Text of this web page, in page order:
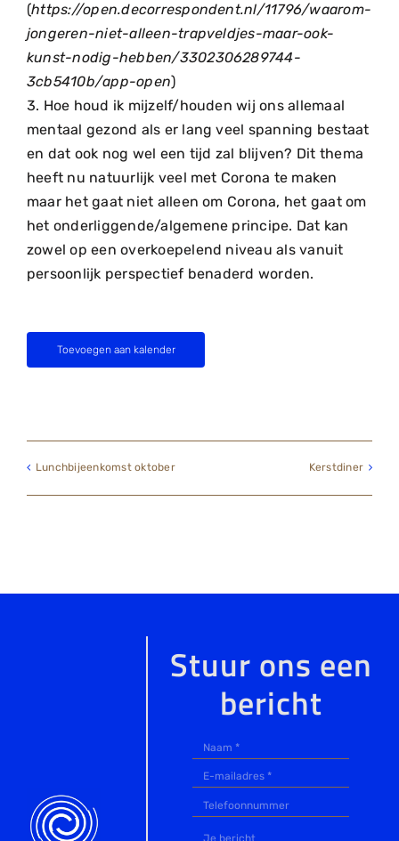
(https://open.decorrespondent.nl/11796/waarom-
jongeren-niet-alleen-trapveldjes-maar-ook-
kunst-nodig-hebben/3302306289744-
3cb5410b/app-open)
Hoe houd ik mijzelf/houden wij ons allemaal
mentaal gezond als er lang veel spanning bestaat
en dat ook nog wel een tijd zal blijven? Dit thema
heeft nu natuurlijk veel met Corona te maken
maar het gaat niet alleen om Corona, het gaat om
het onderliggende/algemene principe. Dat kan
zowel op een overkoepelend niveau als vanuit
persoonlijk perspectief benaderd worden.
Toevoegen aan kalender
Lunchbijeenkomst oktober Kerstdiner
Stuur ons een
bericht